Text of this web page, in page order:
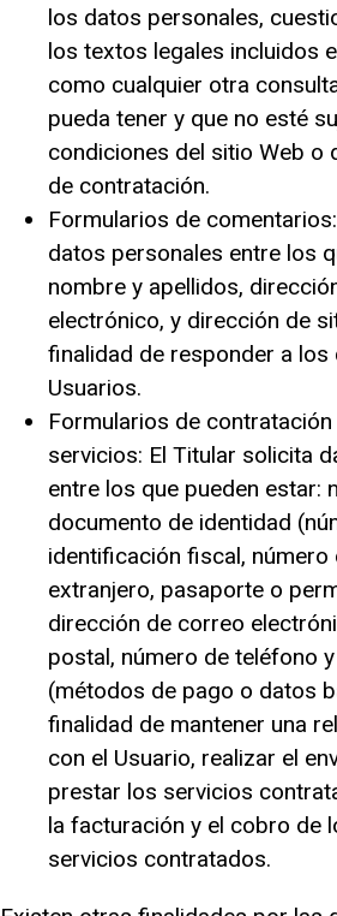
los datos personales,
los textos legales incluidos
como cualquier otra
pueda tener y que no esté
condiciones del sitio Web o
de contratación.
Formularios de
datos personales entre los
nombre y apellidos,
electrónico, y dirección de
finalidad de responder a
Usuarios.
Formularios de
servicios: El Titular solicita
entre los que pueden estar:
documento de identidad
identificación fiscal,
extranjero, pasaporte o
dirección de correo
postal, número de teléfono
(métodos de pago o datos
finalidad de mantener una
con el Usuario, realizar el
prestar los servicios
la facturación y el cobro de
servicios contratados.